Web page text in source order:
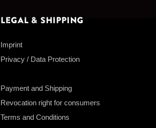
Legal & Shipping
Imprint
Privacy / Data Protection
Payment and Shipping
Revocation right for consumers
Terms and Conditions